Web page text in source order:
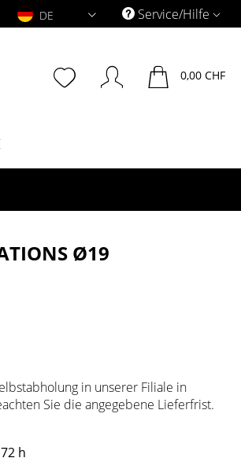
DE Service/Hilfe
0,00 CHF
Ø19
in unserer Filiale in
Sie die angegebene Lieferfrist.
72 h